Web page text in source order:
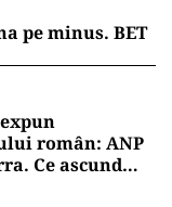
pe minus. BET
român: ANP
Ce ascund